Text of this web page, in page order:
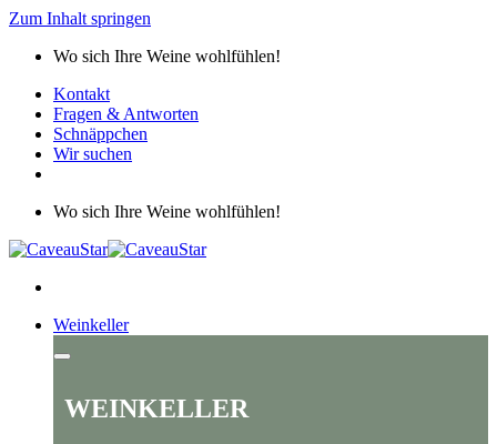
Zum Inhalt springen
Wo sich Ihre Weine wohlfühlen!
Kontakt
Fragen & Antworten
Schnäppchen
Wir suchen
Wo sich Ihre Weine wohlfühlen!
Weinkeller
WEINKELLER